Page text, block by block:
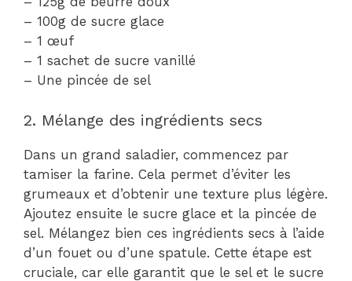
– 100g de sucre glace
– 1 œuf
– 1 sachet de sucre vanillé
– Une pincée de sel
2. Mélange des ingrédients secs
Dans un grand saladier, commencez par
tamiser la farine. Cela permet d’éviter les
grumeaux et d’obtenir une texture plus légère.
Ajoutez ensuite le sucre glace et la pincée de
sel. Mélangez bien ces ingrédients secs à l’aide
d’un fouet ou d’une spatule. Cette étape est
cruciale, car elle garantit que le sel et le sucre